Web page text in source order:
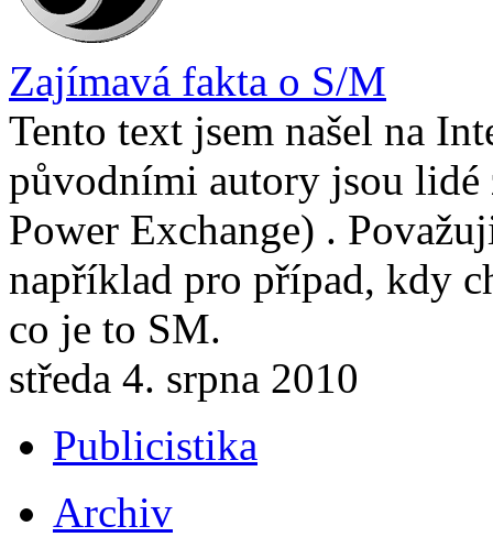
Zajímavá fakta o S/M
Tento text jsem našel na
původními autory jsou
Power Exchange) .
například pro případ, kdy
co je to SM.
středa 4. srpna 2010
Publicistika
Archiv